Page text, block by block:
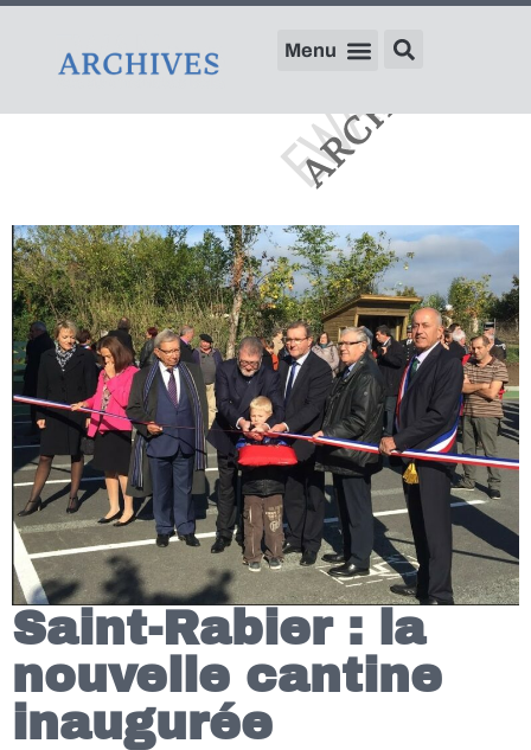
Saint-Rabier : la
nouvelle cantine
inaugurée